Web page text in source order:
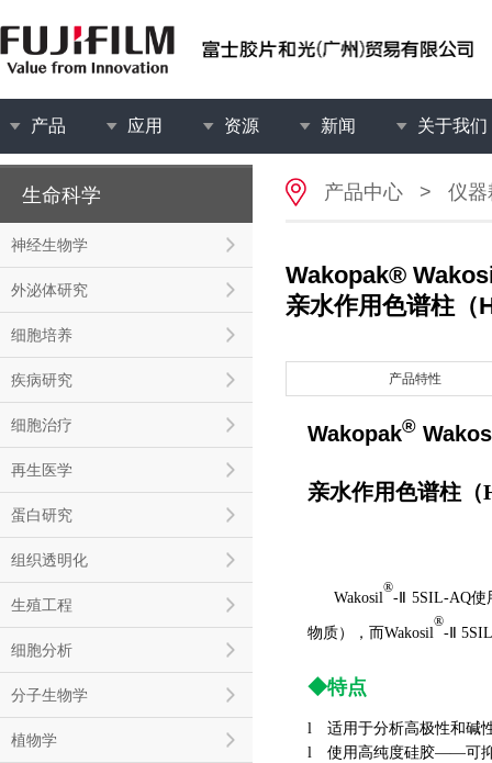
产品 应用 资源 新闻 关于我们
生命科学
神经生物学
外泌体研究
细胞培养
疾病研究
细胞治疗
再生医学
蛋白研究
组织透明化
生殖工程
细胞分析
分子生物学
植物学
产品中心 > 仪器
Wakopak®
亲水作用色谱柱（
产品特性
Wakopak®
亲水作用色谱柱
Wakosil
®
-Ⅱ 5SIL-AQ使
物质），而Wakosil
®
-Ⅱ
◆特点
l 适用于分析高极性和碱
l 使用高纯度硅胶——可